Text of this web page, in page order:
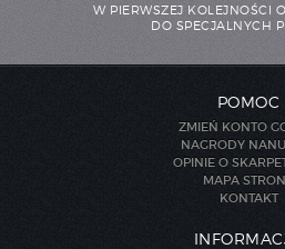
W PIERWSZEJ KOLEJNOŚCI
DO SPECJALNYCH
POMOC
ZMIEŃ KONTO
NAGRODY
OPINIE O
MAPA
KONTAKT